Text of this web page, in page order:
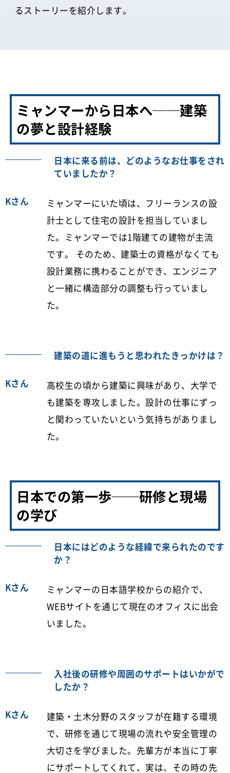
るストーリーを紹介します。
ミャンマーから日本へ──建築
の夢と設計経験
日本に来る前は、どのようなお仕事をされ
ていましたか？
Kさん
ミャンマーにいた頃は、フリーランスの設
計士として住宅の設計を担当していまし
た。ミャンマーでは1階建ての建物が主流
です。 そのため、建築士の資格がなくても
設計業務に携わることができ、エンジニア
と一緒に構造部分の調整も行っていまし
た。
建築の道に進もうと思われたきっかけは？
Kさん
高校生の頃から建築に興味があり、大学で
も建築を専攻しました。設計の仕事にずっ
と関わっていたいという気持ちがありまし
た。
日本での第一歩──研修と現場
の学び
日本にはどのような経緯で来られたのです
か？
Kさん
ミャンマーの日本語学校からの紹介で、
WEBサイトを通じて現在のオフィスに出会
いました。
入社後の研修や周囲のサポートはいかがで
したか？
Kさん
建築・土木分野のスタッフが在籍する環境
で、研修を通じて現場の流れや安全管理の
大切さを学びました。先輩方が本当に丁寧
にサポートしてくれて、実は、その時の先